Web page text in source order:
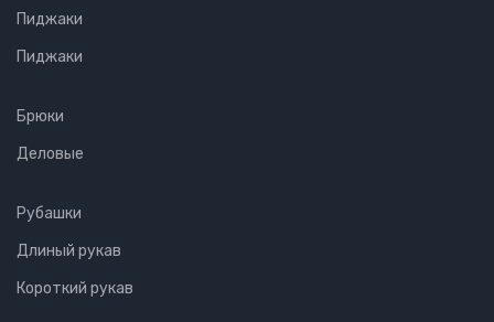
Пиджаки
Пиджаки
Брюки
Деловые
Рубашки
Длиный рукав
Короткий рукав